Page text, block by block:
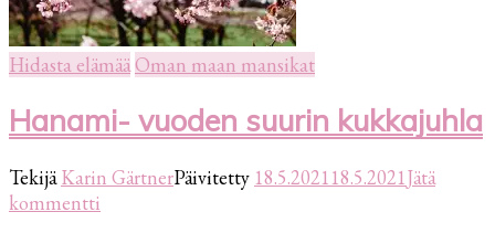
Hidasta elämää Oman maan mansikat
Hanami- vuoden suurin kukkajuhla
TekijäKarin GärtnerPäivitetty 18.5.202118.5.2021Jätä
kommentti